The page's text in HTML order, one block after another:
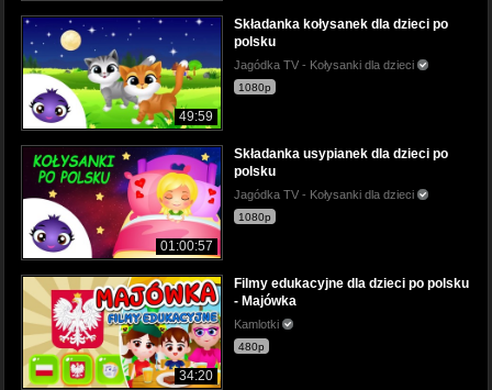
49:59
Składanka kołysanek dla dzieci po
polsku
Jagódka TV - Kołysanki dla dzieci
1080p
01:00:57
Składanka usypianek dla dzieci po
polsku
Jagódka TV - Kołysanki dla dzieci
1080p
34:20
Filmy edukacyjne dla dzieci po polsku
- Majówka
Kamlotki
480p